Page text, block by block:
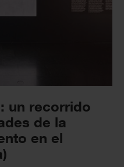
un recorrido
de la
en el